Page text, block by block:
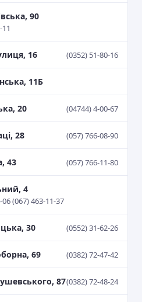
90
16 (0352) 51-80-16
11Б
20 (04744) 4-00-67
28 (057) 766-08-90
43 (057) 766-11-80
4
(067) 463-11-37
30 (0552) 31-62-26
69 (0382) 72-47-42
87(0382) 72-48-24